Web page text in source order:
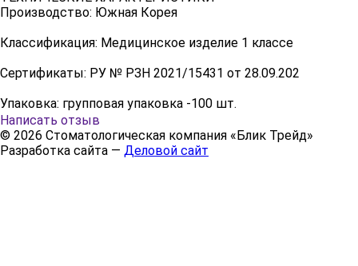
Производство: Южная Корея
Классификация: Медицинское изделие 1 классе
Сертификаты: РУ № РЗН 2021/15431 от 28.09.202
Упаковка: групповая упаковка -100 шт.
Написать отзыв
© 2026 Стоматологическая компания «Блик Трейд»
Разработка сайта — Деловой сайт